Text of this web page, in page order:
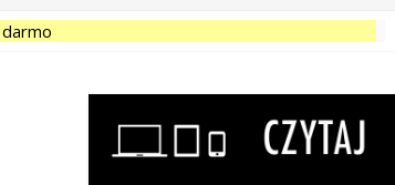
na sprzedaż podlaskie – Ogłoszenia</strong>
ZUS. Od kwietnia orzekają także fizjoterapeuci